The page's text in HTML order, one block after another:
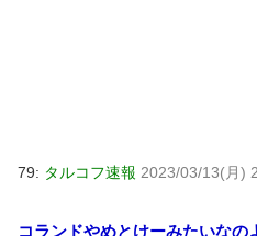
79: タルコフ速報 2023/03/13(月)
コランドやめとけーみたいなの